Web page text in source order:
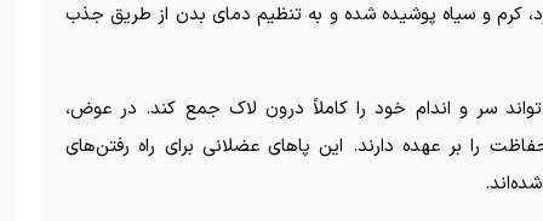
کرم و سیاه پوشیده شده و به تنظیم دمای بدن از طریق جذب
سر و اندام خود را کاملاً درون لاک جمع کند. در عوض،
بر عهده دارند. این پا‌های عضلانی برای راه رفتن‌های